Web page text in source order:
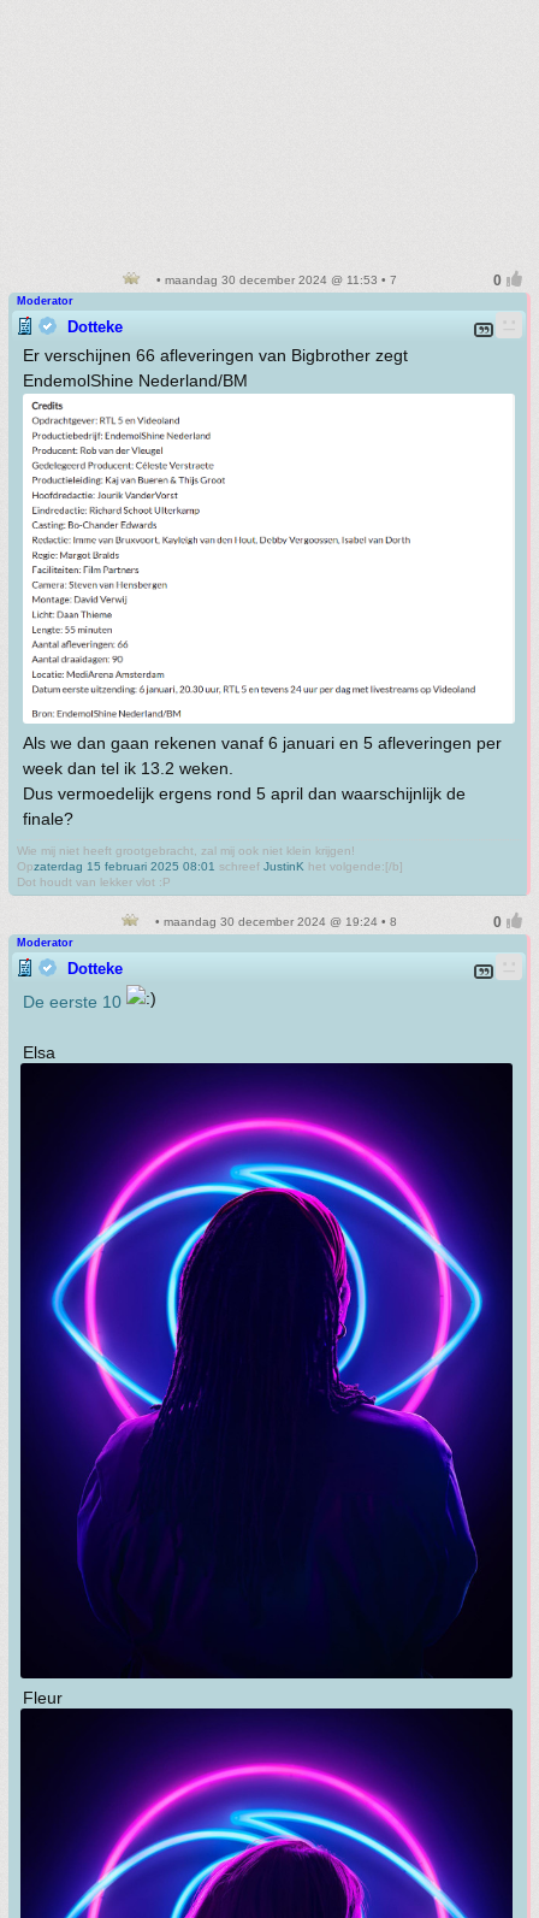
• maandag 30 december 2024 @ 11:53 • 7
Moderator
Dotteke
Er verschijnen 66 afleveringen van Bigbrother zegt
EndemolShine Nederland/BM
Als we dan gaan rekenen vanaf 6 januari en 5 afleveringen per
week dan tel ik 13.2 weken.
Dus vermoedelijk ergens rond 5 april dan waarschijnlijk de
finale?
Wie mij niet heeft grootgebracht, zal mij ook niet klein krijgen!
Opzaterdag 15 februari 2025 08:01 schreef JustinK het volgende:[/b]
Dot houdt van lekker vlot :P
• maandag 30 december 2024 @ 19:24 • 8
Moderator
Dotteke
De eerste 10
Elsa
Fleur